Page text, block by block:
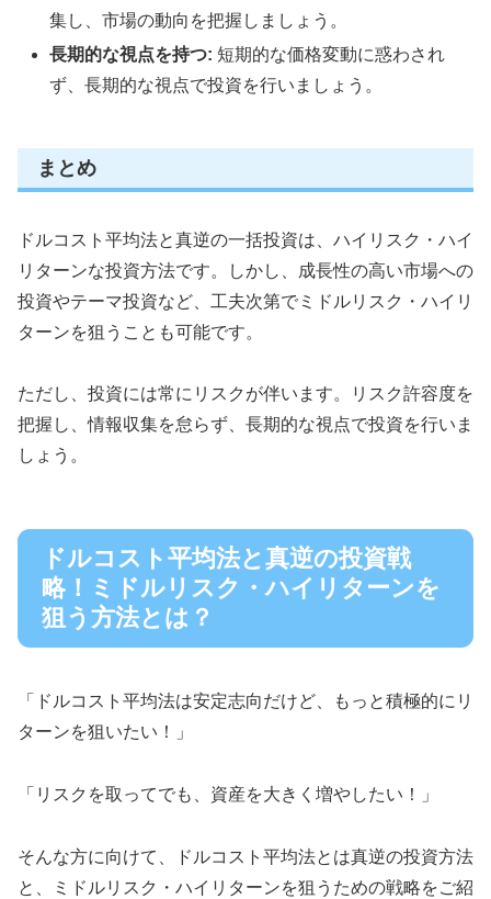
集し、市場の動向を把握しましょう。
長期的な視点を持つ: 短期的な価格変動に惑わされ
ず、長期的な視点で投資を行いましょう。
まとめ
ドルコスト平均法と真逆の一括投資は、ハイリスク・ハイ
リターンな投資方法です。しかし、成長性の高い市場への
投資やテーマ投資など、工夫次第でミドルリスク・ハイリ
ターンを狙うことも可能です。
ただし、投資には常にリスクが伴います。リスク許容度を
把握し、情報収集を怠らず、長期的な視点で投資を行いま
しょう。
ドルコスト平均法と真逆の投資戦
略！ミドルリスク・ハイリターンを
狙う方法とは？
「ドルコスト平均法は安定志向だけど、もっと積極的にリ
ターンを狙いたい！」
「リスクを取ってでも、資産を大きく増やしたい！」
そんな方に向けて、ドルコスト平均法とは真逆の投資方法
と、ミドルリスク・ハイリターンを狙うための戦略をご紹